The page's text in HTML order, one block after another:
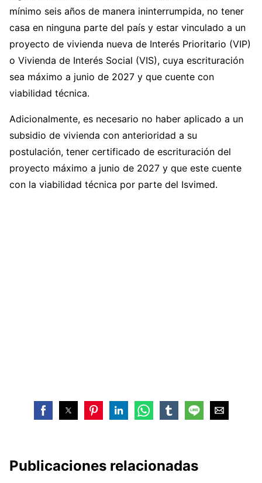
mínimo seis años de manera ininterrumpida, no tener
casa en ninguna parte del país y estar vinculado a un
proyecto de vivienda nueva de Interés Prioritario (VIP)
o Vivienda de Interés Social (VIS), cuya escrituración
sea máximo a junio de 2027 y que cuente con
viabilidad técnica.
Adicionalmente, es necesario no haber aplicado a un
subsidio de vivienda con anterioridad a su
postulación, tener certificado de escrituración del
proyecto máximo a junio de 2027 y que este cuente
con la viabilidad técnica por parte del Isvimed.
Publicaciones relacionadas